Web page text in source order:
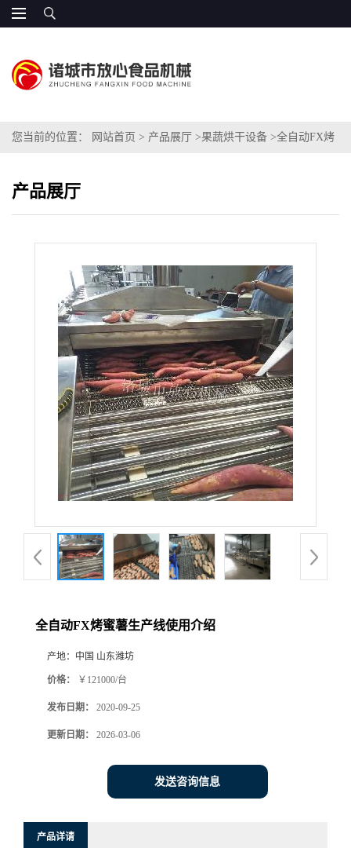
您当前的位置： 网站首页 > 产品展厅 >果蔬烘干设备 >全自动FX烤
产品展厅
全自动FX烤蜜薯生产线使用介绍
产地： 中国 山东潍坊
价格： ￥121000/台
发布日期： 2020-09-25
更新日期： 2026-03-06
发送咨询信息
产品详请